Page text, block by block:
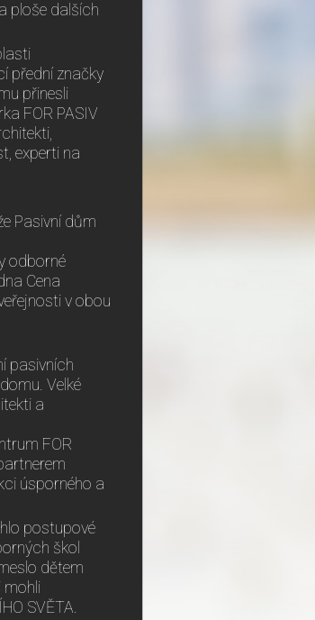
ploše dalších
přední značky
přinesli
FOR PASIV
experti na
Pasivní dům
odborné
Cena
v obou
pasivních
Velké
a
FOR
úsporného a
postupové
škol
dětem
mohli
SVĚTA.